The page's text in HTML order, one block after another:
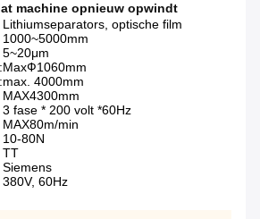
machine opnieuw opwindt
Lithiumseparators, optische film
1000~5000mm
5~20μm
MaxФ1060mm
max. 4000mm
MAX4300mm
3 fase * 200 volt *60Hz
MAX80m/min
10-80N
TT
Siemens
380V, 60Hz